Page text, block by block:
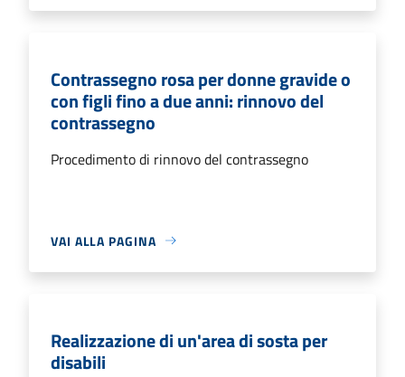
Contrassegno rosa per donne gravide o
con figli fino a due anni: rinnovo del
contrassegno
Procedimento di rinnovo del contrassegno
VAI ALLA PAGINA
Realizzazione di un'area di sosta per
disabili